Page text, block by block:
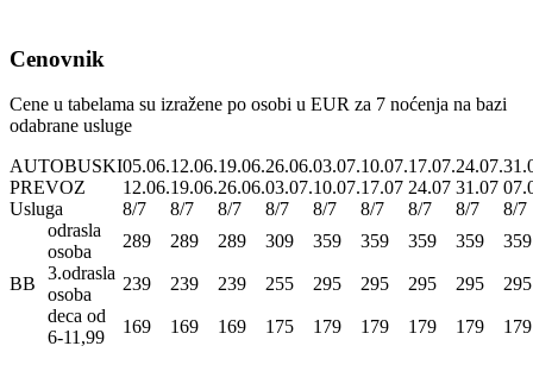
Cenovnik
Cene u tabelama su izražene po osobi u EUR za 7 noćenja na bazi
odabrane usluge
AUTOBUSKI
PREVOZ
05.06.12.06.19.06.26.06.03.07.10.07.17.07.24.07.
12.06.19.06.26.06.03.07.10.07.17.07 24.07 31.07
Usluga
8/7 8/7 8/7 8/7 8/7 8/7 8/7 8/7 8/7
BB
odrasla
osoba
289 289 289 309 359 359 359 359
359
3.odrasla
osoba
239 239 239 255 295 295 295 295
295
deca od
6-11,99
169 169 169 175 179 179 179 179 179